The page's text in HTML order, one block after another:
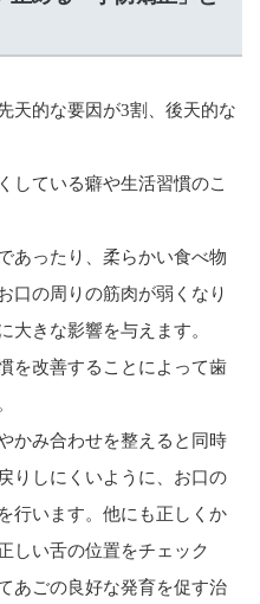
天的な要因が3割、後天的な
している癖や生活習慣のこ
あったり、柔らかい食べ物
口の周りの筋肉が弱くなり
大きな影響を与えます。
を改善することによって歯
かみ合わせを整えると同時
りしにくいように、お口の
行います。他にも正しくか
しい舌の位置をチェック
あごの良好な発育を促す治